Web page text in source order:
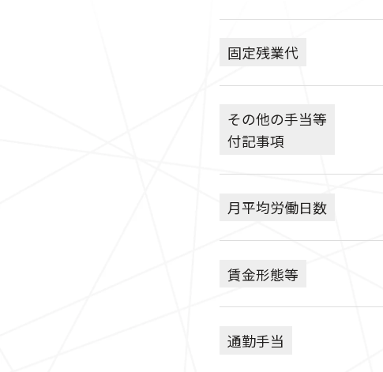
固定残業代
その他の手当等
付記事項
月平均労働日数
賃金形態等
通勤手当